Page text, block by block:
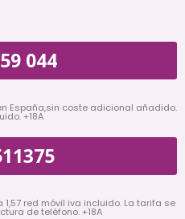
044
España,sin coste adicional añadido.
+18A
red móvil iva incluido. La tarifa se
de teléfono. +18A